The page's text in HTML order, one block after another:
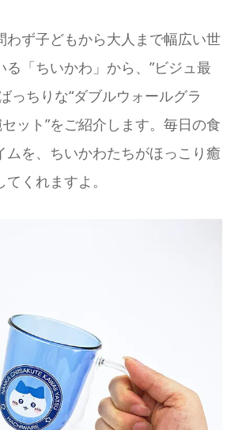
わず子どもから大人まで幅広い世
る「ちいかわ」から、”ビジュ最
っちりな“ダブルウォールグラ
セット”をご紹介します。毎日の食
ムを、ちいかわたちがほっこり癒
くれますよ。